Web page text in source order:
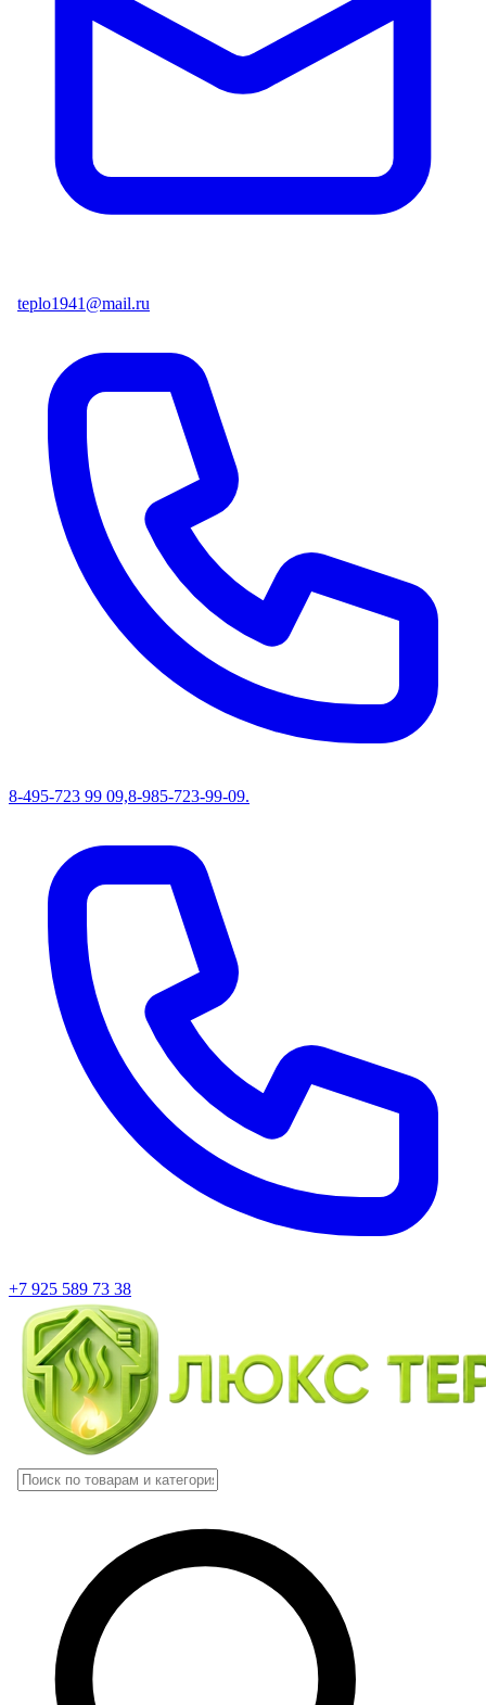
teplo1941@mail.ru
8-495-723 99 09,8-985-723-99-09.
+7 925 589 73 38